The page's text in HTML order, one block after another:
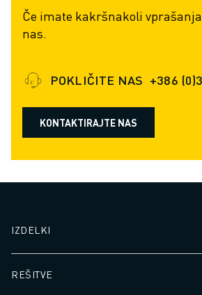
Če imate kakršnakoli
nas.
POKLIČITE NAS +386
KONTAKTIRAJTE NAS
IZDELKI
REŠITVE